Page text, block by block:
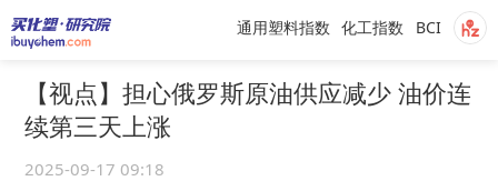
BCI
化工指数
通用塑料指数
【视点】担心俄罗斯原油供应减少 油价连
续第三天上涨
2025-09-17 09:18